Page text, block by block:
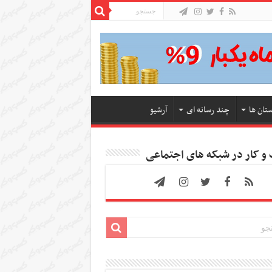
ها چند رسانه ای آرشیو
کار در شبکه های اجتماعی